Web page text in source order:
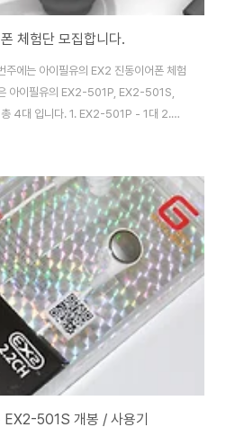
체험단 모집합니다.
주에는 아이필유의 EX2 진동이어폰 체험
아이필유의 EX2-501P, EX2-501S,
4대 입니다. 1. EX2-501P - 1대 2.
4. EX2-207 - 1대 - 체험단 응모 기
블로그에 퍼가기 한 이후 블로그 주소
단에 선정되면 2,500원 착불로 배송됩
신의 블로그에 사용후기를 작성해야 합
EX2-501S 개봉 / 사용기